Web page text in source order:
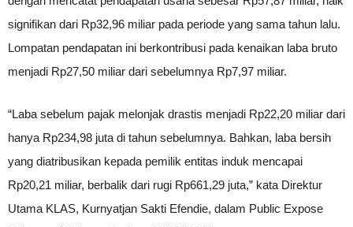
signifikan dari Rp32,96 miliar pada periode yang sama tahun lalu.
Lompatan pendapatan ini berkontribusi pada kenaikan laba bruto
menjadi Rp27,50 miliar dari sebelumnya Rp7,97 miliar.
“Laba sebelum pajak melonjak drastis menjadi Rp22,20 miliar dari
hanya Rp234,98 juta di tahun sebelumnya. Bahkan, laba bersih
yang diatribusikan kepada pemilik entitas induk mencapai
Rp20,21 miliar, berbalik dari rugi Rp661,29 juta,” kata Direktur
Utama KLAS, Kurnyatjan Sakti Efendie, dalam Public Expose